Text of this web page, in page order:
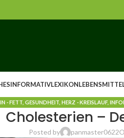
INFORMATIVLEXIKON
- FETT ,GESUNDHEIT ,HERZ - KREISLAUF,
Cholesterien –
Posted by panmaster0622